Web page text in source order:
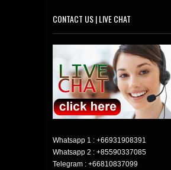
CONTACT US | LIVE CHAT
Whatsapp 1 : +66931908391
Whatsapp 2 : +85590337085
Telegram : +66810837099